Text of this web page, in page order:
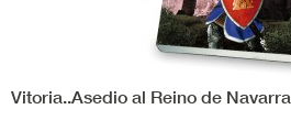
Vitoria..Asedio al Reino de Navarra